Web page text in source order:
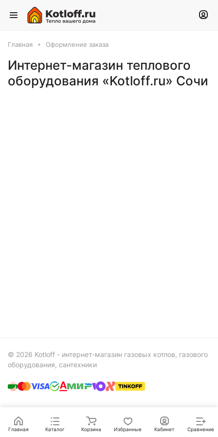
Главная Оформление заказа
Интернет-магазин теплового
оборудования «Kotloff.ru» Сочи
© 2026 Kotloff - интернет-магазин газовых котлов, газового
оборудования, сантехники
Главная Каталог Корзина Избранные Кабинет Сравнение